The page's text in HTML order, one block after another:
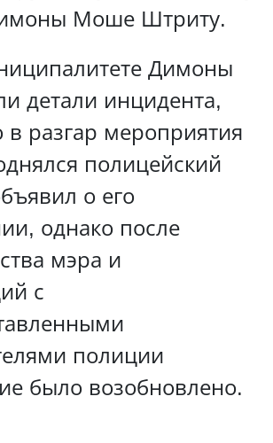
Моше Штриту.
Димоны
детали инцидента,
в разгар мероприятия
полицейский
о его
однако после
мэра и
с
полиции
было возобновлено.